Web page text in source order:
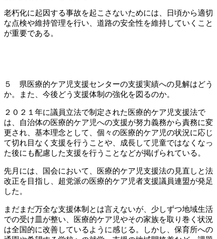
老朽化に起因する事故を起こさないためには、日頃から適切
な点検や維持管理を行い、道路の安全性を維持していくこと
が重要である。
５ 県医療的ケア児支援センターの支援実績への見解はどう
か。また、今後どう支援体制の強化を図るのか。
２０２１年に議員立法で制定された医療的ケア児支援法で
は、自治体の医療的ケア児への支援が努力義務から責務に変
更され、基本理念として、個々の医療的ケア児の状況に応じ
て切れ目なく支援を行うことや、成長して児童ではなくなっ
た後にも配慮した支援を行うことなどが掲げられている。
先月には、国会において、医療的ケア児支援法の見直しと法
改正を目指し、超党派の医療的ケア児者支援議員連盟が発足
した。
まだまだ万全な支援体制とは言えないが、少しずつ地域生活
での受け皿が整い、医療的ケア児やその家族を取り巻く状況
は全国的に改善しているように感じる。しかし、保育所への